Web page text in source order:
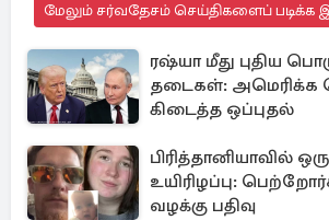
மேலும் சர்வதேசம் செய்திகளைப் படிக்க
ரஷ்யா மீது புதிய
தடைகள்: அமெரிக்க
கிடைத்த ஒப்புதல்
பிரித்தானியாவில்
உயிரிழப்பு:
வழக்கு பதிவு